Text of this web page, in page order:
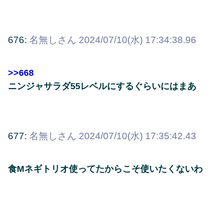
676: 名無しさん 2024/07/10(水) 17:34:38.96
>>668
ニンジャサラダ55レベルにするぐらいにはまあ
677: 名無しさん 2024/07/10(水) 17:35:42.43
食Mネギトリオ使ってたからこそ使いたくないわ